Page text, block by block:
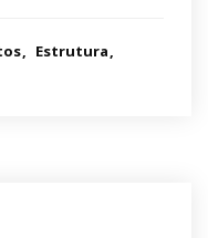
Estrutura